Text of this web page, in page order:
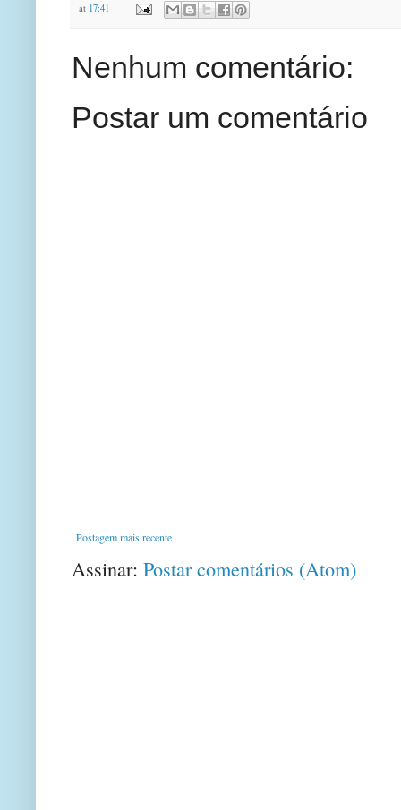
at 17:41
Nenhum comentário:
Postar um comentário
Postagem mais recente
Assinar: Postar comentários (Atom)